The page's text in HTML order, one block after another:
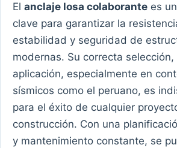
El anclaje losa colaborante es
clave para garantizar la
estabilidad y seguridad de
modernas. Su correcta
aplicación, especialmente en
sísmicos como el peruano, es
para el éxito de cualquier
construcción. Con una
y mantenimiento constante, se